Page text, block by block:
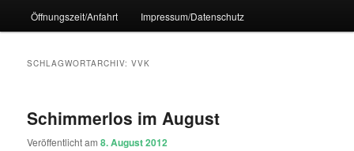
Öffnungszeit/Anfahrt Impressum/Datenschutz
SCHLAGWORTARCHIV:VVK
Schimmerlos im August
Veröffentlicht am8. August 2012